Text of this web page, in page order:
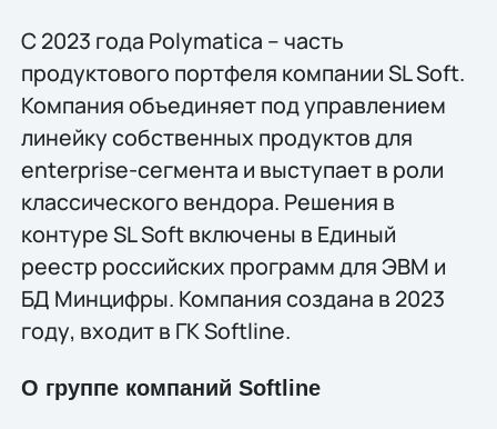
С 2023 года Polymatica – часть
продуктового портфеля компании SL Soft.
Компания объединяет под управлением
линейку собственных продуктов для
enterprise-сегмента и выступает в роли
классического вендора. Решения в
контуре SL Soft включены в Единый
реестр российских программ для ЭВМ и
БД Минцифры. Компания создана в 2023
году, входит в ГК Softline.
О группе компаний Softline